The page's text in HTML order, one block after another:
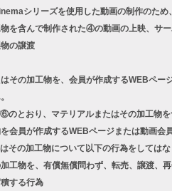
シリーズを使用した動画の制作のため
含んで制作された④の動画の上映、サー
の譲渡
の加工物を、会員が作成するWEBペー
おり、マテリアルまたはその加工物を
会員が作成するWEBページまたは動画会
の加工物について以下の行為をしてはな
物を、有償無償問わず、転売、譲渡、
する行為